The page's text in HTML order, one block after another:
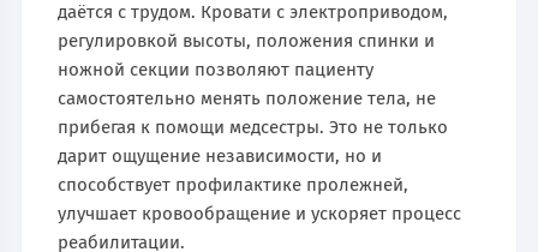
даётся с трудом. Кровати с электроприводом,
регулировкой высоты, положения спинки и
ножной секции позволяют пациенту
самостоятельно менять положение тела, не
прибегая к помощи медсестры. Это не только
дарит ощущение независимости, но и
способствует профилактике пролежней,
улучшает кровообращение и ускоряет процесс
реабилитации.